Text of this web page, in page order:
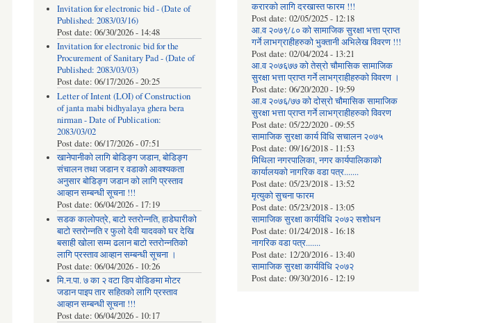
Invitation for electronic bid - (Date of
Published: 2083/03/16)
Post date: 06/30/2026 - 14:48
Invitation for electronic bid for the
Procurement of Sanitary Pad - (Date of
Published: 2083/03/03)
Post date: 06/17/2026 - 20:25
Letter of Intent (LOI) of Construction
of janta mabi bidhyalaya ghera bera
nirman - Date of Publication:
2083/03/02
Post date: 06/17/2026 - 07:51
खानेपानीको लागि बोडिङ्ग जडान, बोडिङ्ग
संचालन तथा जडान र वडाको आवश्यकता
अनुसार बोडिङ्ग जडान को लागि प्रस्ताव
आव्हान सम्बन्धी सूचना !!!
Post date: 06/04/2026 - 17:19
सडक कालोपत्रे, बाटो स्तरोन्नति, हाडेघारीको
बाटो स्तरोन्नति र फुलो देवी यादवको घर देखि
बसाही खोला सम्म ढलान बाटो स्तरोन्नतिको
लागि प्रस्ताव आव्हान सम्बन्धी सूचना ।
Post date: 06/04/2026 - 10:26
मि.न.पा. ७ का २ वटा डिप वोडिङमा मोटर
जडान पाइप तार सहितको लागि प्रस्ताव
आव्हान सम्बन्धी सूचना !!!
Post date: 06/04/2026 - 10:17
करारको लागि दरखास्त फारम !!!
Post date: 02/05/2025 - 12:18
आ.व २०७९/८० को सामाजिक सुरक्षा भत्ता प्राप्त
गर्ने लाभग्राहीहरुको भुक्तानी अभिलेख विवरण !!!
Post date: 02/04/2024 - 13:21
आ.व २०७६७७ को तेस्रो चौमासिक सामाजिक
सुरक्षा भत्ता प्राप्त गर्ने लाभग्राहीहरुको विवरण ।
Post date: 06/20/2020 - 19:59
आ.व २०७६/७७ को दोस्रो चौमासिक सामाजिक
सुरक्षा भत्ता प्राप्त गर्ने लाभग्राहीहरुको विवरण
Post date: 05/22/2020 - 09:55
सामाजिक सुरक्षा कार्य विधि स‌चालन २०७५
Post date: 09/16/2018 - 11:53
मिथिला नगरपालिका, नगर कार्यपालिकाको
कार्यालयकाे नागरिक वडा पत्र.......
Post date: 05/23/2018 - 13:52
मृत्युको सुचना फारम
Post date: 05/23/2018 - 13:05
सामाजिक सुरक्षा कार्यविधि २०७२ स‌शाेधन
Post date: 01/24/2018 - 16:18
नागरिक वडा पत्र.......
Post date: 12/20/2016 - 13:40
सामाजिक सुरक्षा कार्यविधि २०७२
Post date: 09/30/2016 - 12:19